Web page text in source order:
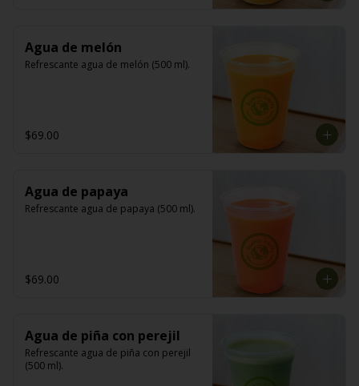
Agua de melón
Refrescante agua de melón (500 ml).
$69.00
Agua de papaya
Refrescante agua de papaya (500 ml).
$69.00
Agua de piña con perejil
Refrescante agua de piña con perejil
(500 ml).